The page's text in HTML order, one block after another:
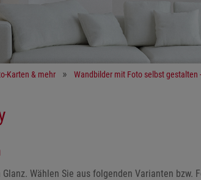
Karten & mehr
Wandbilder mit Foto selbst gestalten
Wählen Sie aus folgenden Varianten bzw.